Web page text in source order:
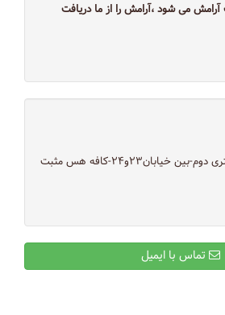
می شود ،آرامش را از ما دریافت